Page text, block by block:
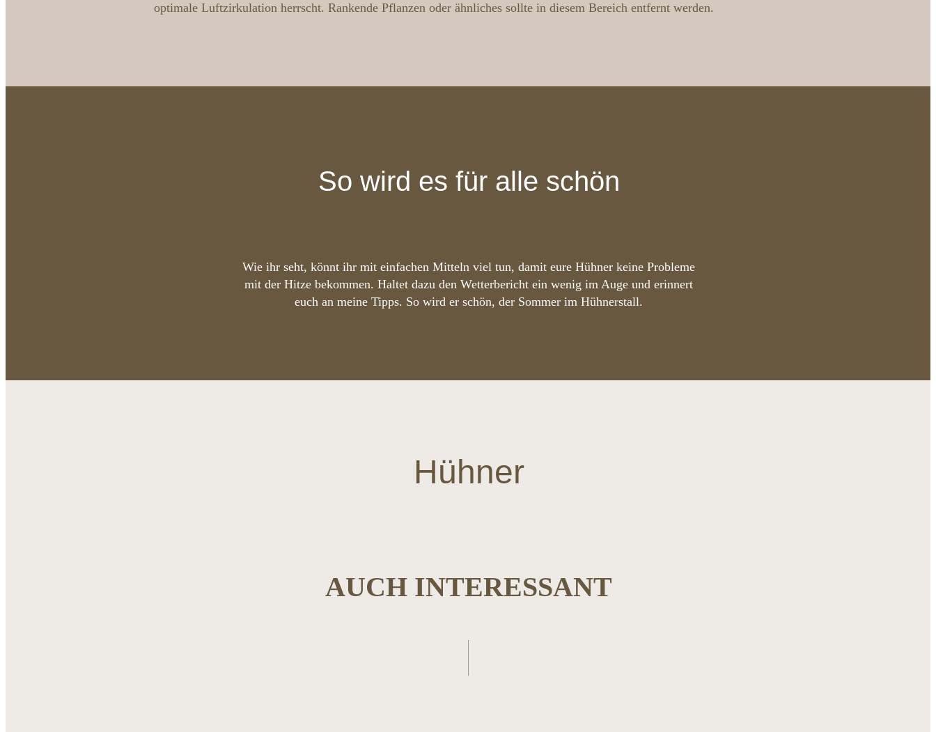
optimale Luftzirkulation herrscht. Rankende Pflanzen oder ähnliches sollte in diesem Bereich entfernt werden.
So wird es für alle schön
Wie ihr seht, könnt ihr mit einfachen Mitteln viel tun, damit eure Hühner keine Probleme
mit der Hitze bekommen. Haltet dazu den Wetterbericht ein wenig im Auge und erinnert
euch an meine Tipps. So wird er schön, der Sommer im Hühnerstall.
Hühner
AUCH INTERESSANT